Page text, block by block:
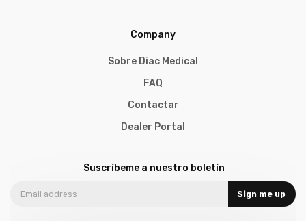
Company
Sobre Diac Medical
FAQ
Contactar
Dealer Portal
Suscríbeme a nuestro boletín
Sign me up